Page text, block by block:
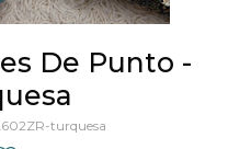
De Punto -
turquesa